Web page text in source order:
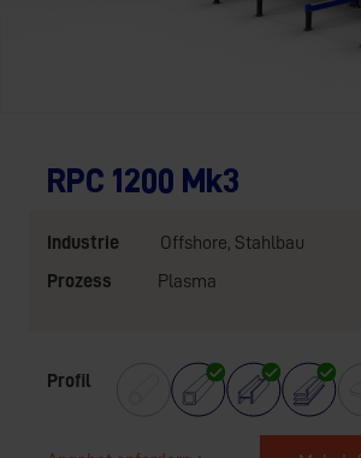
RPC 1200 Mk3
Industrie Offshore, Stahlbau
Prozess
Plasma
Profil